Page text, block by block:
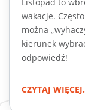
wakacje.
można
kierunek
odpowiedź!
CZYTAJ